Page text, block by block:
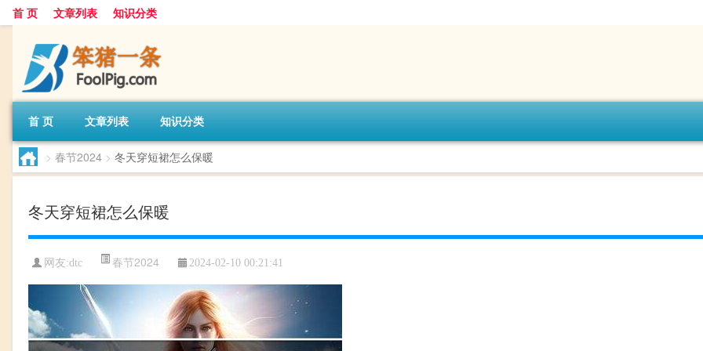
首 页 文章列表 知识分类
首 页 文章列表 知识分类
> 春节2024 > 冬天穿短裙怎么保暖
冬天穿短裙怎么保暖
网友:dtc 春节2024 2024-02-10 00:21:41